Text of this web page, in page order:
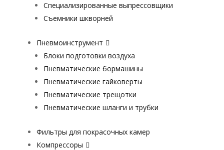
Специализированные выпрессовщики
Cъемники шкворней
Пневмоинструмент
Блоки подготовки воздуха
Пневматические бормашины
Пневматические гайковерты
Пневматические трещотки
Пневматические шланги и трубки
Фильтры для покрасочных камер
Компрессоры